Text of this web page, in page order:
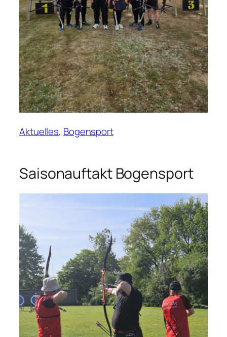
Aktuelles, Bogensport
Saisonauftakt Bogensport